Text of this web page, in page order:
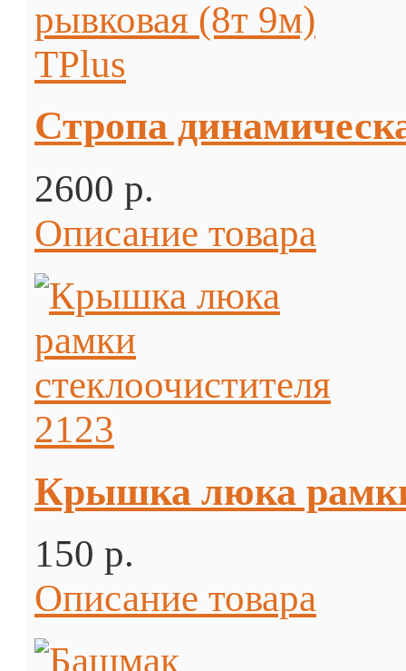
Стропа
2600 p.
Описание товара
Крышка люка рамки
150 p.
Описание товара